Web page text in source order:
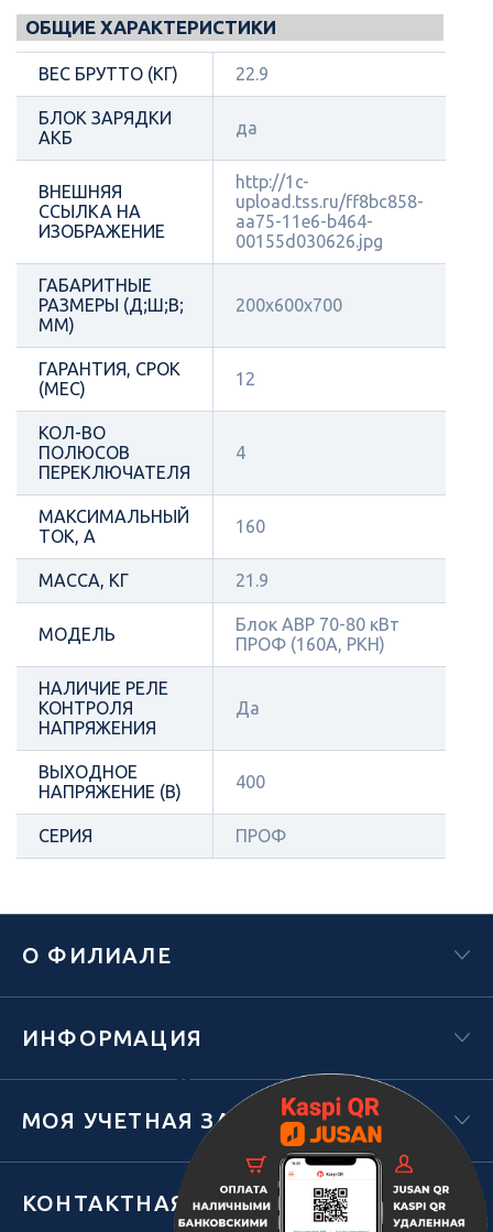
ОБЩИЕ ХАРАКТЕРИСТИКИ
ВЕС БРУТТО (КГ) 22.9
БЛОК ЗАРЯДКИ
АКБ
да
ВНЕШНЯЯ
ССЫЛКА НА
ИЗОБРАЖЕНИЕ
http://1c-
upload.tss.ru/ff8bc858-
aa75-11e6-b464-
00155d030626.jpg
ГАБАРИТНЫЕ
РАЗМЕРЫ (Д;Ш;В;
ММ)
200х600х700
ГАРАНТИЯ, СРОК
(МЕС)
12
КОЛ-ВО
ПОЛЮСОВ
ПЕРЕКЛЮЧАТЕЛЯ
4
МАКСИМАЛЬНЫЙ
ТОК, А
160
МАССА, КГ 21.9
МОДЕЛЬ
Блок АВР 70-80 кВт
ПРОФ (160А, РКН)
НАЛИЧИЕ РЕЛЕ
КОНТРОЛЯ
НАПРЯЖЕНИЯ
Да
ВЫХОДНОЕ
НАПРЯЖЕНИЕ (В)
400
СЕРИЯ ПРОФ
Х
О ФИЛИАЛЕ
ИНФОРМАЦИЯ
МОЯ УЧЕТНАЯ ЗАПИСЬ
КОНТАКТНАЯ ИНФОРМАЦИЯ